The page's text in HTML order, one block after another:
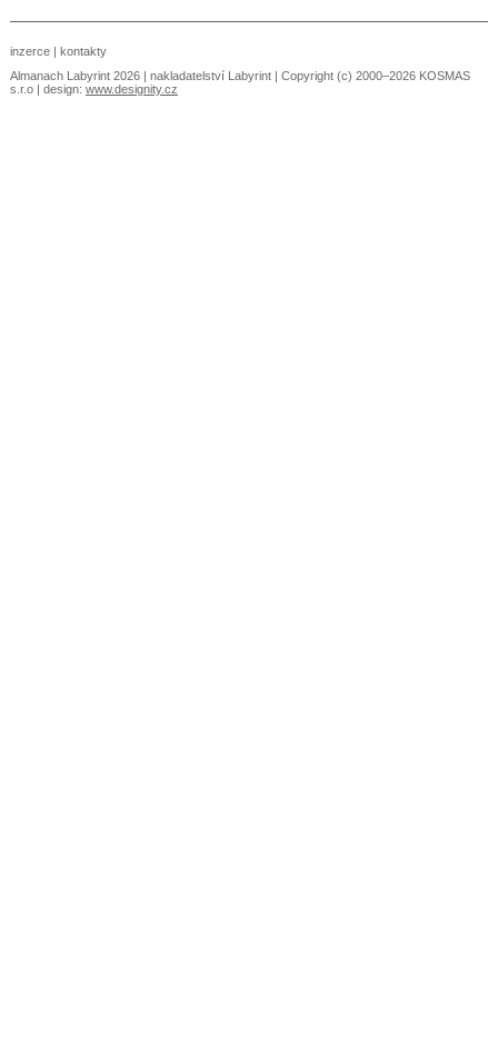
inzerce| kontakty
Almanach Labyrint 2026 | nakladatelství Labyrint| Copyright (c) 2000–2026 KOSMAS
s.r.o | design: www.designity.cz